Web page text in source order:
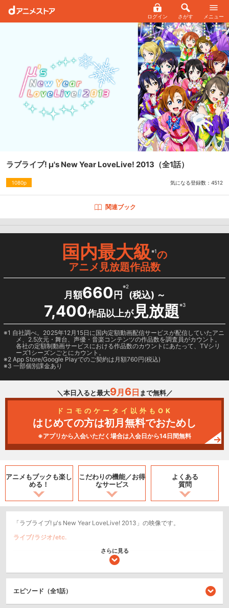
ログイン さがす メニュー
ラブライブ! μ's New Year LoveLive! 2013 （全1話）
1080p 気になる登録数： 4512
関連ブック
国内最大級※1の
アニメ見放題作品数
月額660 円
※2
(税込) ～
7,400作品以上が見放題※3
1 自社調べ。2025年12月15日に国内定額動画配信サービスが配信していたアニ
メ、2.5次元・舞台、声優・音楽コンテンツの作品数を調査員がカウント。
各社の定額制動画サービスにおける作品数のカウントにあたって、TVシリ
ーズ1シーズンごとにカウント。
2 App Store/Google Playでのご契約は月額760円(税込)
3 一部個別課金あり
＼本日入ると最大9月 6日 まで無料／
ドコモのケータイ以外もOK
はじめての方は初月無料でおためし
※アプリから入会いただく場合は入会日から14日間無料
アニメもブックも楽し
める！
こだわりの機能／お得
なサービス
よくある
質問
「ラブライブ! μ's New Year LoveLive! 2013」の映像です。
ライブ/ラジオ/etc.
さらに見る
エピソード（全1話）